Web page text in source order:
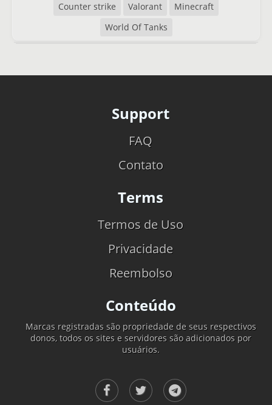
Counter strike Valorant
Minecraft
World Of Tanks
Support
FAQ
Contato
Terms
Termos de Uso
Privacidade
Reembolso
Conteúdo
Marcas registradas são propriedade de seus respectivos
donos, todos os sites e servidores são adicionados por
usuários.